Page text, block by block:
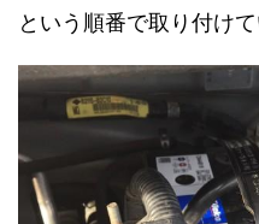
という順番で取り付けて